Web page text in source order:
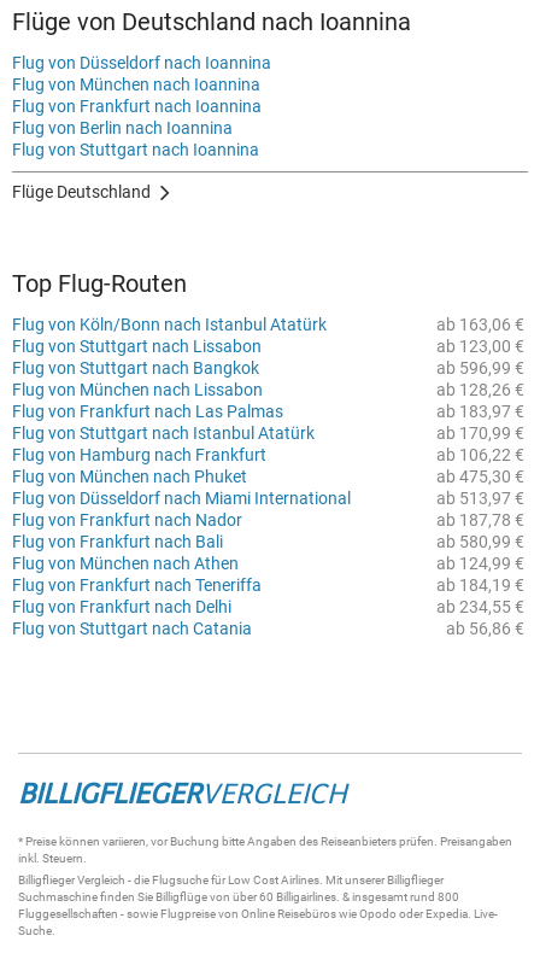
Flüge von Deutschland nach Ioannina
Flug von Düsseldorf nach Ioannina
Flug von München nach Ioannina
Flug von Frankfurt nach Ioannina
Flug von Berlin nach Ioannina
Flug von Stuttgart nach Ioannina
Flüge Deutschland
Top Flug-Routen
ab 163,06 €
Flug von Köln/Bonn nach Istanbul Atatürk
ab 123,00 €
Flug von Stuttgart nach Lissabon
ab 596,99 €
Flug von Stuttgart nach Bangkok
ab 128,26 €
Flug von München nach Lissabon
ab 183,97 €
Flug von Frankfurt nach Las Palmas
ab 170,99 €
Flug von Stuttgart nach Istanbul Atatürk
ab 106,22 €
Flug von Hamburg nach Frankfurt
ab 475,30 €
Flug von München nach Phuket
ab 513,97 €
Flug von Düsseldorf nach Miami International
ab 187,78 €
Flug von Frankfurt nach Nador
ab 580,99 €
Flug von Frankfurt nach Bali
ab 124,99 €
Flug von München nach Athen
ab 184,19 €
Flug von Frankfurt nach Teneriffa
ab 234,55 €
Flug von Frankfurt nach Delhi
ab 56,86 €
Flug von Stuttgart nach Catania
BILLIGFLIEGERVERGLEICH
* Preise können variieren, vor Buchung bitte Angaben des Reiseanbieters prüfen. Preisangaben
inkl. Steuern.
BilligfliegerVergleich - die Flugsuchefür Low Cost Airlines. Mit unsererBilligflieger
Suchmaschinefinden Sie Billigflügevon über 60 Billigairlines . & insgesamt rund 800
Fluggesellschaften - sowie Flugpreise von Online Reisebüros wie Opodo oder Expedia. Live-
Suche